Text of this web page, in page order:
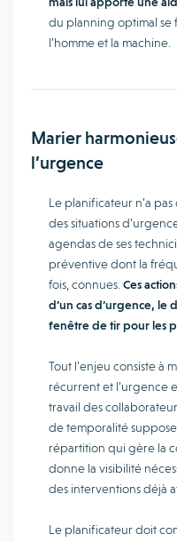
du planning optimal se
l’homme et la machine.
Marier
l’urgence
Le planificateur n’a
des situations
agendas de ses
préventive dont la
fois, connues. Ces
d’un cas d’urgence, le
fenêtre de tir pour les
Tout l’enjeu consiste à
récurrent et l’urgence
travail des
de temporalité
répartition qui gère la
donne la visibilité
des interventions déjà
Le planificateur doit